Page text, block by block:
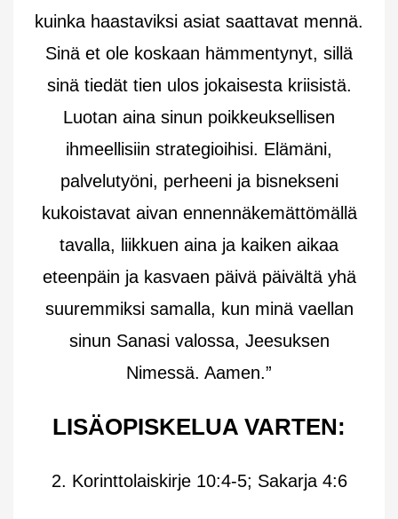
kuinka haastaviksi asiat saattavat mennä.
Sinä et ole koskaan hämmentynyt, sillä
sinä tiedät tien ulos jokaisesta kriisistä.
Luotan aina sinun poikkeuksellisen
ihmeellisiin strategioihisi. Elämäni,
palvelutyöni, perheeni ja bisnekseni
kukoistavat aivan ennennäkemättömällä
tavalla, liikkuen aina ja kaiken aikaa
eteenpäin ja kasvaen päivä päivältä yhä
suuremmiksi samalla, kun minä vaellan
sinun Sanasi valossa, Jeesuksen
Nimessä. Aamen.”
LISÄOPISKELUA VARTEN:
2. Korinttolaiskirje 10:4-5; Sakarja 4:6